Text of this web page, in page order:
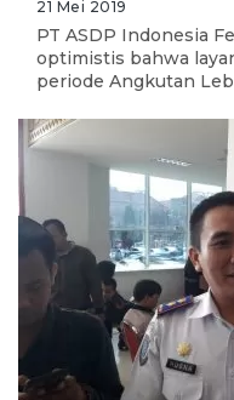
21 Mei 2019
PT ASDP Indonesia
optimistis bahwa
periode Angkutan